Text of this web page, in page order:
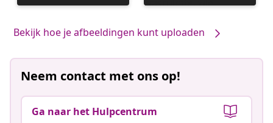
gepubliceerd
gepubliceerd
Bekijk hoe je afbeeldingen kunt uploaden
Neem contact met ons op!
Ga naar het Hulpcentrum